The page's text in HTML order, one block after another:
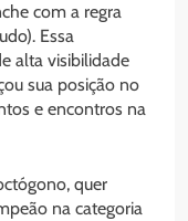
com a regra
Essa
alta visibilidade
sua posição no
e encontros na
quer
na categoria